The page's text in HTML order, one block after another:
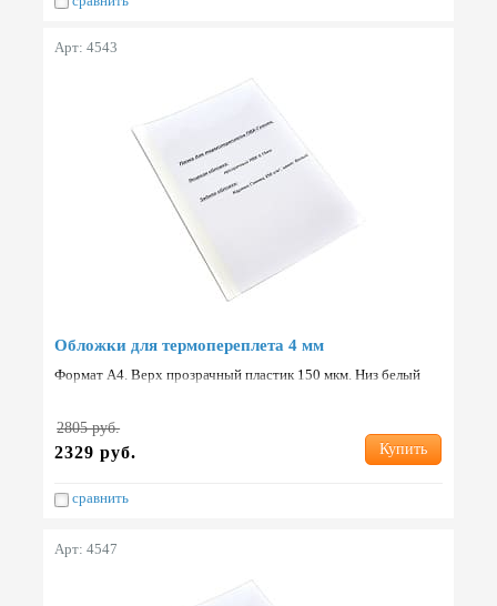
Арт: 4543
Обложки для термопереплета 4 мм
Формат А4. Верх прозрачный пластик 150 мкм. Низ белый
2805 руб.
2329 руб. Купить
сравнить
Арт: 4547